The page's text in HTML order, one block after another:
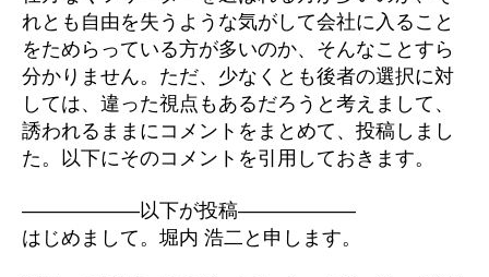
れとも自由を失うような気がして会社に入ること
をためらっている方が多いのか、そんなことすら
分かりません。ただ、少なくとも後者の選択に対
しては、違った視点もあるだろうと考えまして、
誘われるままにコメントをまとめて、投稿しまし
た。以下にそのコメントを引用しておきます。
――――――以下が投稿――――――
はじめまして。堀内 浩二と申します。